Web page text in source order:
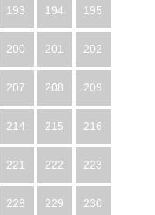
193 194 195
200 201 202
207 208 209
214 215 216
221 222 223
228 229 230